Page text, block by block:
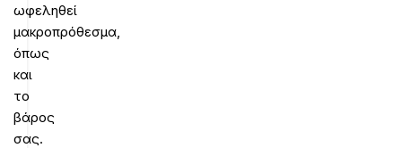
ωφεληθεί
μακροπρόθεσμα,
όπως
και
το
βάρος
σας.